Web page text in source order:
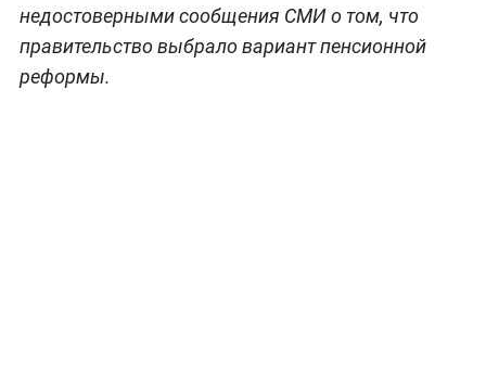
недостоверными сообщения СМИ о том, что
правительство выбрало вариант пенсионной
реформы.